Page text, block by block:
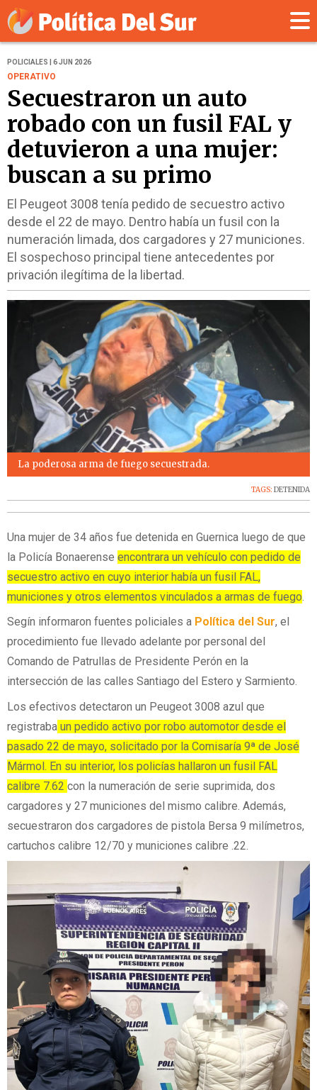
POLICIALES | 6 JUN 2026
OPERATIVO
Secuestraron un auto
robado con un fusil FAL y
detuvieron a una mujer:
buscan a su primo
El Peugeot 3008 tenía pedido de secuestro activo
desde el 22 de mayo. Dentro había un fusil con la
numeración limada, dos cargadores y 27 municiones.
El sospechoso principal tiene antecedentes por
privación ilegítima de la libertad.
La poderosa arma de fuego secuestrada.
TAGS: DETENIDA
Una mujer de 34 años fue detenida en Guernica luego de que
la Policía Bonaerense encontrara un vehículo con pedido de
secuestro activo en cuyo interior había un fusil FAL,
municiones y otros elementos vinculados a armas de fuego.
Segín informaron fuentes policiales a Política del Sur, el
procedimiento fue llevado adelante por personal del
Comando de Patrullas de Presidente Perón en la
intersección de las calles Santiago del Estero y Sarmiento.
Los efectivos detectaron un Peugeot 3008 azul que
registraba un pedido activo por robo automotor desde el
pasado 22 de mayo, solicitado por la Comisaría 9ª de José
Mármol. En su interior, los policías hallaron un fusil FAL
calibre 7.62 con la numeración de serie suprimida, dos
cargadores y 27 municiones del mismo calibre. Además,
secuestraron dos cargadores de pistola Bersa 9 milímetros,
cartuchos calibre 12/70 y municiones calibre .22.